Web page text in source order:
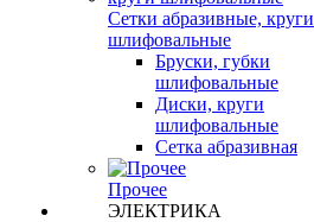
Сетки абразивные, круги
шлифовальные
Бруски, губки
шлифовальные
Диски, круги
шлифовальные
Сетка абразивная
Прочее
ЭЛЕКТРИКА